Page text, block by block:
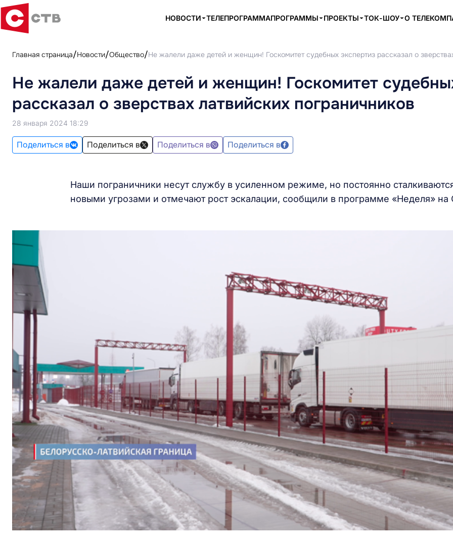
НОВОСТИ ТЕЛЕПРОГРАММАПРОГРАММЫ ПРОЕКТЫ ТОК-ШОУ О
Главная страница Новости Общество Не жалели даже детей и женщин! Госкомитет судебных экспертиз рассказал о
Не жалели даже детей и женщин! Госкомитет
рассказал о зверствах латвийских пограничников
28 января 2024 18:29
Поделиться в Поделиться в Поделиться в Поделиться в
Наши пограничники несут службу в усиленном режиме, но постоянно
новыми угрозами и отмечают рост эскалации, сообщили в программе «Неделя» на